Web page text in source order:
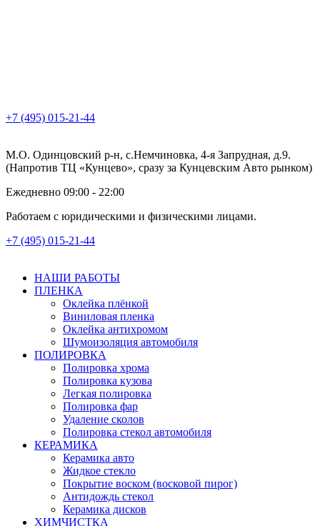
+7 (495) 015-21-44
М.О. Одинцовский р-н, с.Немчиновка, 4-я Запрудная, д.9.
(Напротив ТЦ «Кунцево», сразу за Кунцевским Авто рынком)
Ежедневно 09:00 - 22:00
Работаем с юридическими и физическими лицами.
+7 (495) 015-21-44
НАШИ РАБОТЫ
ПЛЕНКА
Оклейка плёнкой
Виниловая пленка
Оклейка антихромом
Шумоизоляция автомобиля
ПОЛИРОВКА
Полировка хрома
Полировка кузова
Легкая полировка
Полировка фар
Удаление сколов
Полировка стекол автомобиля
КЕРАМИКА
Керамика авто
Жидкое стекло
Покрытие воском (восковой пирог)
Антидождь стекол
Керамика дисков
ХИМЧИСТКА